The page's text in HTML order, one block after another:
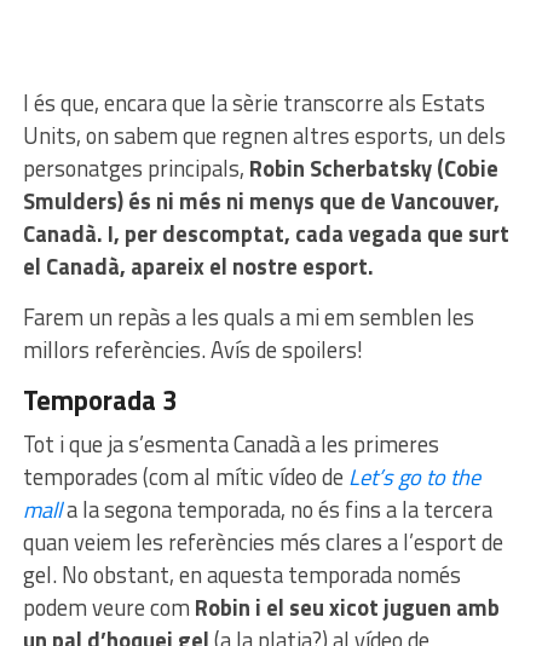
I és que, encara que la sèrie transcorre als Estats
Units, on sabem que regnen altres esports, un dels
personatges principals, Robin Scherbatsky (Cobie
Smulders) és ni més ni menys que de Vancouver,
Canadà. I, per descomptat, cada vegada que surt
el Canadà, apareix el nostre esport.
Farem un repàs a les quals a mi em semblen les
millors referències. Avís de spoilers!
Temporada 3
Tot i que ja s’esmenta Canadà a les primeres
temporades (com al mític vídeo de Let’s go to the
malla la segona temporada, no és fins a la tercera
quan veiem les referències més clares a l’esport de
gel. No obstant, en aquesta temporada només
podem veure com Robin i el seu xicot juguen amb